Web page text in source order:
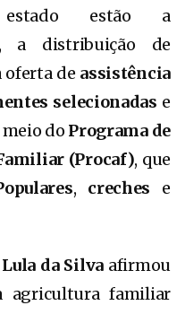
estado estão a
a distribuição de
oferta de assistência
selecionadas e
do Programa de
(Procaf), que
, creches e
da Silva afirmou
agricultura familiar